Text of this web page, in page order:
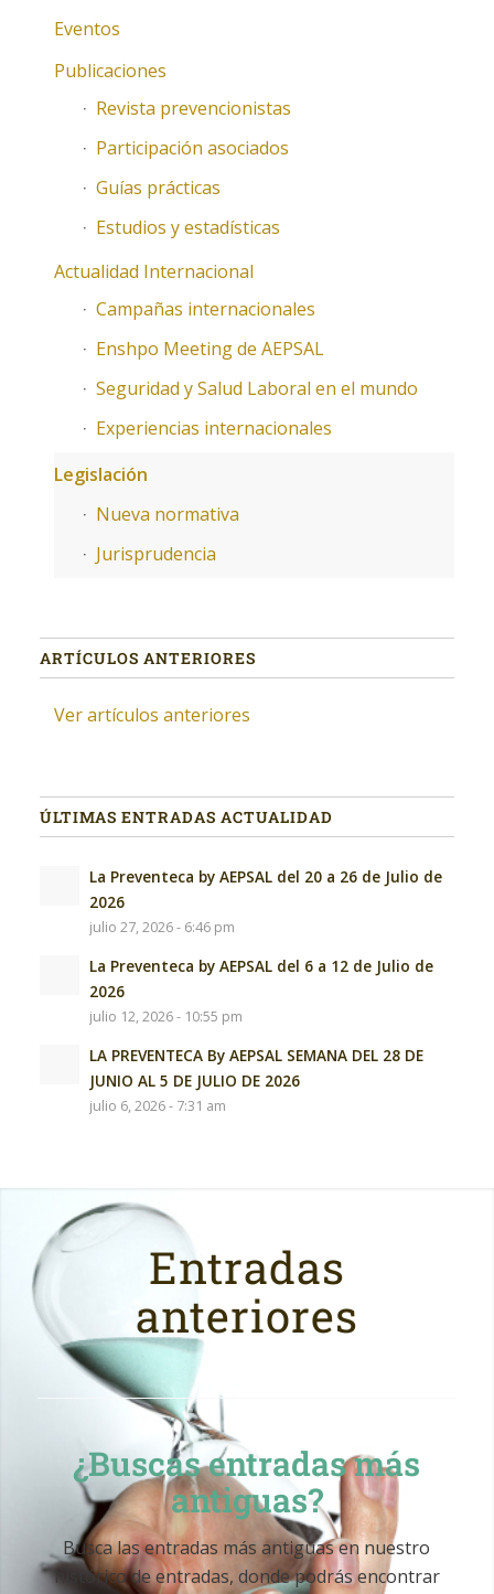
Eventos
Publicaciones
Revista prevencionistas
Participación asociados
Guías prácticas
Estudios y estadísticas
Actualidad Internacional
Campañas internacionales
Enshpo Meeting de AEPSAL
Seguridad y Salud Laboral en el mundo
Experiencias internacionales
Legislación
Nueva normativa
Jurisprudencia
ARTÍCULOS ANTERIORES
Ver artículos anteriores
ÚLTIMAS ENTRADAS ACTUALIDAD
La Preventeca by AEPSAL del 20 a 26 de Julio de
2026
julio 27, 2026 - 6:46 pm
La Preventeca by AEPSAL del 6 a 12 de Julio de
2026
julio 12, 2026 - 10:55 pm
LA PREVENTECA By AEPSAL SEMANA DEL 28 DE
JUNIO AL 5 DE JULIO DE 2026
julio 6, 2026 - 7:31 am
Entradas
anteriores
¿Buscas entradas más
antiguas?
Busca las entradas más antiguas en nuestro
histórico de entradas, donde podrás encontrar